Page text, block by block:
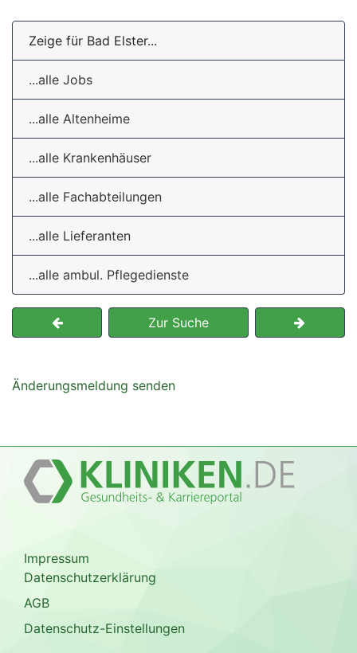
Zeige für Bad Elster...
...alle Jobs
...alle Altenheime
...alle Krankenhäuser
...alle Fachabteilungen
...alle Lieferanten
...alle ambul. Pflegedienste
Zur Suche
Änderungsmeldung senden
Impressum
Datenschutzerklärung
AGB
Datenschutz-Einstellungen